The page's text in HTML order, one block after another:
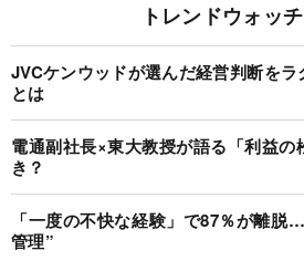
トレンドウォッチ
JVCケンウッドが選んだ経営判断を
とは
電通副社長×東大教授が語る「利益
き？
「一度の不快な経験」で87％が離
管理”